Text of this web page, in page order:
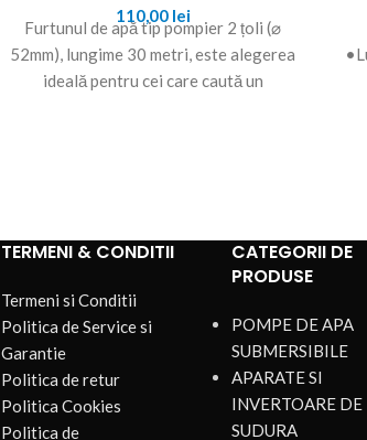
110,00 lei
Furtunul de apă tip pompier 2 țoli (⌀
52mm), lungime 30 metri, este alegerea
ideală pentru cei care caută un
TERMENI & CONDITII
Termeni si Conditii
Politica de Service si
Garantie
Politica de retur
Politica Cookies
Politica de
CATEGORII DE
PRODUSE
POMPE DE APA
SUBMERSIBILE
APARATE SI
INVERTOARE DE
SUDURA